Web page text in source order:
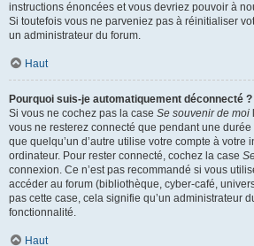
instructions énoncées et vous devriez pouvoir à
Si toutefois vous ne parveniez pas à réinitialiser
un administrateur du forum.
Haut
Pourquoi suis-je automatiquement déconnecté ?
Si vous ne cochez pas la case Se souvenir de moi
vous ne resterez connecté que pendant une
que quelqu’un d’autre utilise votre compte à votre
ordinateur. Pour rester connecté, cochez la case
connexion. Ce n’est pas recommandé si vous
accéder au forum (bibliothèque, cyber-café,
pas cette case, cela signifie qu’un administrateur
fonctionnalité.
Haut